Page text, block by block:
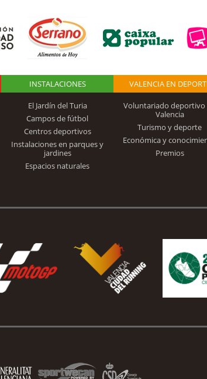
INSTALACIONES
El Jardín del Turia
Campos de fútbol
Centros deportivos
Instalaciones en parques y
jardines
Espacios naturales
VALENCIA EN
Voluntariado deportivo
Valencia
Turismo y deporte
Económica y
Premios